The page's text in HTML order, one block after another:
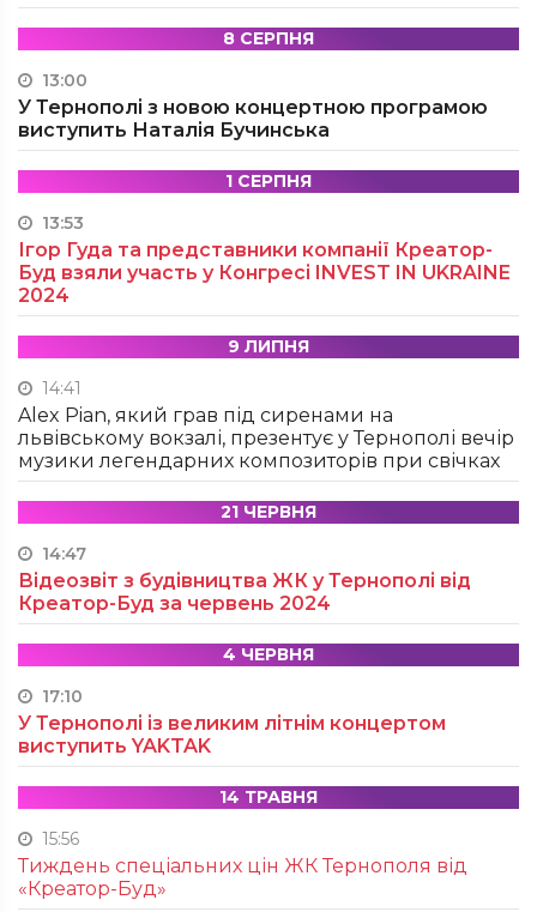
8 СЕРПНЯ
13:00
У Тернополі з новою концертною програмою
виступить Наталія Бучинська
1 СЕРПНЯ
13:53
Ігор Гуда та представники компанії Креатор-
Буд взяли участь у Конгресі INVEST IN UKRAINE
2024
9 ЛИПНЯ
14:41
Alex Pian, який грав під сиренами на
львівському вокзалі, презентує у Тернополі вечір
музики легендарних композиторів при свічках
21 ЧЕРВНЯ
14:47
Відеозвіт з будівництва ЖК у Тернополі від
Креатор-Буд за червень 2024
4 ЧЕРВНЯ
17:10
У Тернополі із великим літнім концертом
виступить YAKTAK
14 ТРАВНЯ
15:56
Тиждень спеціальних цін ЖК Тернополя від
«Креатор-Буд»